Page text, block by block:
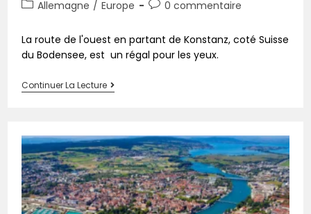
Allemagne / Europe 0 commentaire
La route de l'ouest en partant de Konstanz, coté Suisse
du Bodensee, est un régal pour les yeux.
Continuer La Lecture